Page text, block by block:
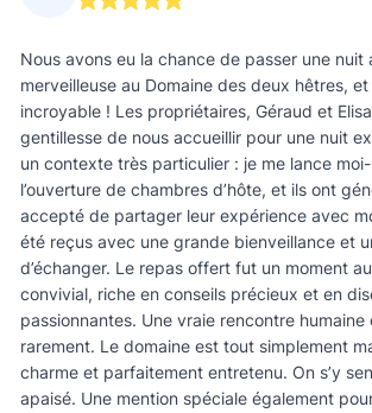
Nous avons eu la chance de passer une nuit
merveilleuse au Domaine des deux hêtres,
incroyable ! Les propriétaires, Géraud et
gentillesse de nous accueillir pour une nuit
un contexte très particulier : je me lance
l’ouverture de chambres d’hôte, et ils ont
accepté de partager leur expérience avec
été reçus avec une grande bienveillance et
d’échanger. Le repas offert fut un moment
convivial, riche en conseils précieux et en
passionnantes. Une vraie rencontre
rarement. Le domaine est tout simplement
charme et parfaitement entretenu. On s’y
apaisé. Une mention spéciale également